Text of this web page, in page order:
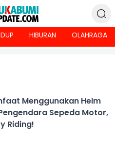
HIBURAN OLAHRAGA
Menggunakan Helm
Sepeda Motor,
Riding!